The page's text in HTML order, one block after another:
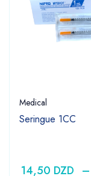
Medical
Seringue 1CC
14,50 DZD –